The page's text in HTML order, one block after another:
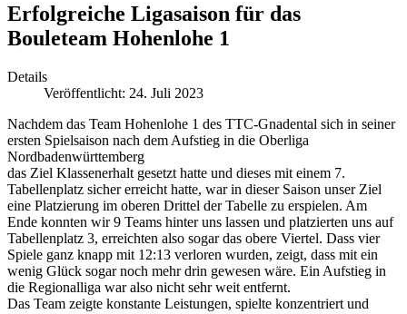
Erfolgreiche Ligasaison für das
Bouleteam Hohenlohe 1
Details
Veröffentlicht: 24. Juli 2023
Nachdem das Team Hohenlohe 1 des TTC-Gnadental sich in seiner
ersten Spielsaison nach dem Aufstieg in die Oberliga
Nordbadenwürttemberg
das Ziel Klassenerhalt gesetzt hatte und dieses mit einem 7.
Tabellenplatz sicher erreicht hatte, war in dieser Saison unser Ziel
eine Platzierung im oberen Drittel der Tabelle zu erspielen. Am
Ende konnten wir 9 Teams hinter uns lassen und platzierten uns auf
Tabellenplatz 3, erreichten also sogar das obere Viertel. Dass vier
Spiele ganz knapp mit 12:13 verloren wurden, zeigt, dass mit ein
wenig Glück sogar noch mehr drin gewesen wäre. Ein Aufstieg in
die Regionalliga war also nicht sehr weit entfernt.
Das Team zeigte konstante Leistungen, spielte konzentriert und